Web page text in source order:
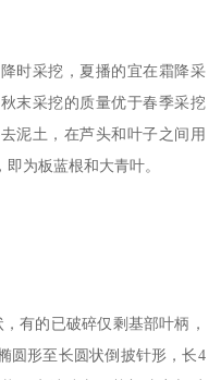
时采挖，夏播的宜在霜降采
末采挖的质量优于春季采挖
泥土，在芦头和叶子之间用
为板蓝根和大青叶。
有的已破碎仅剩基部叶柄，
圆形至长圆状倒披针形，长4